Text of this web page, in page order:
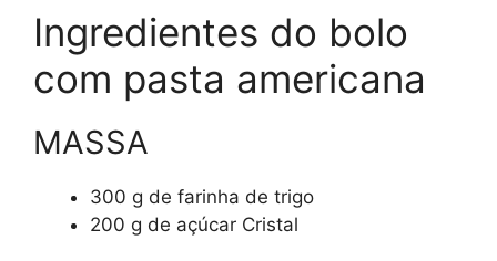
Ingredientes do bolo
com pasta americana
MASSA
300 g de farinha de trigo
200 g de açúcar Cristal